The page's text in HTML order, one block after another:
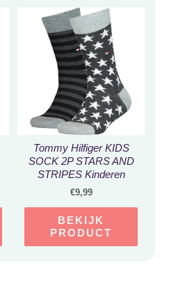
Tommy Hilfiger KIDS
SOCK 2P STARS AND
STRIPES Kinderen
Sokken Maat 23-26
€9,99
BEKIJK
PRODUCT